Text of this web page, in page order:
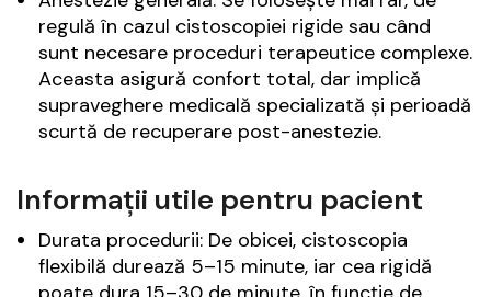
regulă în cazul cistoscopiei rigide sau când
sunt necesare proceduri terapeutice complexe.
Aceasta asigură confort total, dar implică
supraveghere medicală specializată și perioadă
scurtă de recuperare post-anestezie.
Informații utile pentru pacient
Durata procedurii: De obicei, cistoscopia
flexibilă durează 5–15 minute, iar cea rigidă